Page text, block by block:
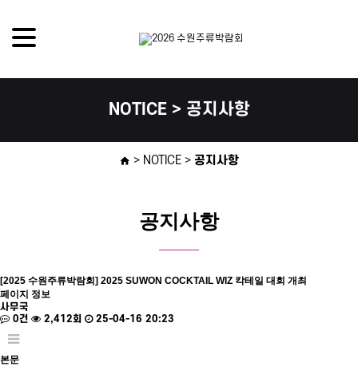
NOTICE > 공지사항
home > NOTICE > 공지사항
공지사항
[2025 수원주류박람회] 2025 SUWON COCKTAIL WIZ 칵테일 대회 개최
페이지 정보
사무국
0건
2,412회 25-04-16 20:23
본문